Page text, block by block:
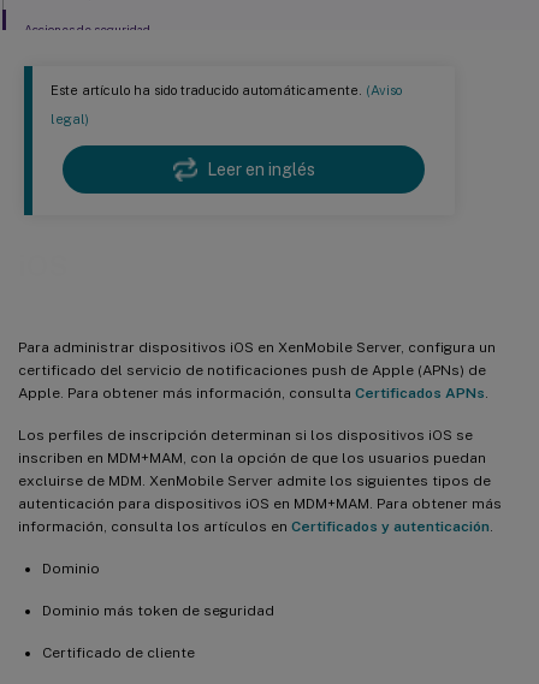
Este artículo ha sido traducido automáticamente. (Aviso
legal)
Leer en inglés
Para administrar dispositivos iOS en XenMobile Server, configura un
certificado del servicio de notificaciones push de Apple (APNs) de
Apple. Para obtener más información, consulta Certificados APNs
Los perfiles de inscripción determinan si los dispositivos iOS se
inscriben en MDM+MAM, con la opción de que los usuarios puedan
excluirse de MDM. XenMobile Server admite los siguientes tipos de
autenticación para dispositivos iOS en MDM+MAM. Para obtener más
información, consulta los artículos en Certificados y autenticación
Dominio
Dominio más token de seguridad
Certificado de cliente
Acciones de seguridad